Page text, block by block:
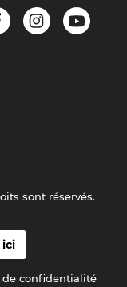
ici
de confidentialité
sont réservés.